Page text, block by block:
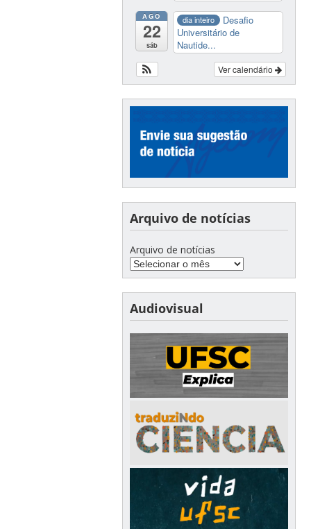
AGO
22
sáb
dia inteiro
Desafio
Universitário de
Nautide...
Ver calendário
Arquivo de notícias
Arquivo de notícias
Audiovisual